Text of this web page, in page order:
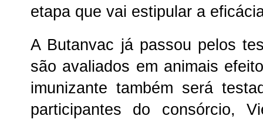
etapa que vai estipular a
A Butanvac já passou pelos
são avaliados em animais
imunizante também será
participantes do consórcio,